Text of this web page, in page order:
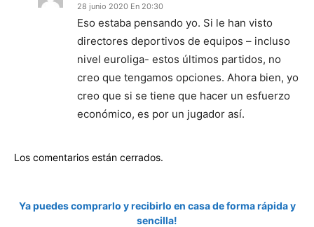
28 junio 2020 En 20:30
Eso estaba pensando yo. Si le han visto
directores deportivos de equipos – incluso
nivel euroliga- estos últimos partidos, no
creo que tengamos opciones. Ahora bien, yo
creo que si se tiene que hacer un esfuerzo
económico, es por un jugador así.
Los comentarios están cerrados.
Ya puedes comprarlo y recibirlo en casa de forma rápida y
sencilla!